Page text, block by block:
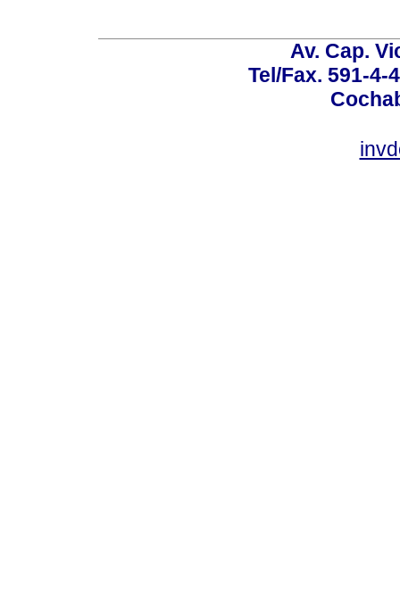
Av. Cap.
Tel/Fax. 591-4-